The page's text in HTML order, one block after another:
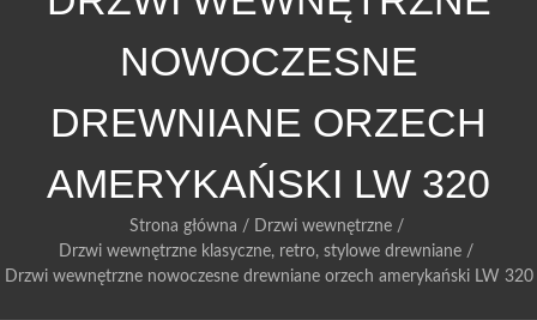
NOWOCZESNE
DREWNIANE ORZECH
AMERYKAŃSKI LW 320
Strona główna / Drzwi wewnętrzne/
Drzwi wewnętrzne klasyczne, retro, stylowe drewniane /
Drzwi wewnętrzne nowoczesne drewniane orzech amerykański LW 320